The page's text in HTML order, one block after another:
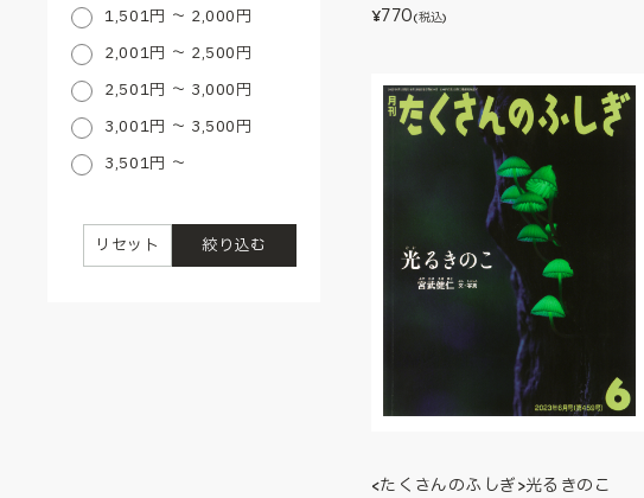
1,501円 ～ 2,000円
2,001円 ～ 2,500円
2,501円 ～ 3,000円
3,001円 ～ 3,500円
3,501円 ～
絞り込む
リセット
¥770(税込)
<たくさんのふしぎ>光るきのこ